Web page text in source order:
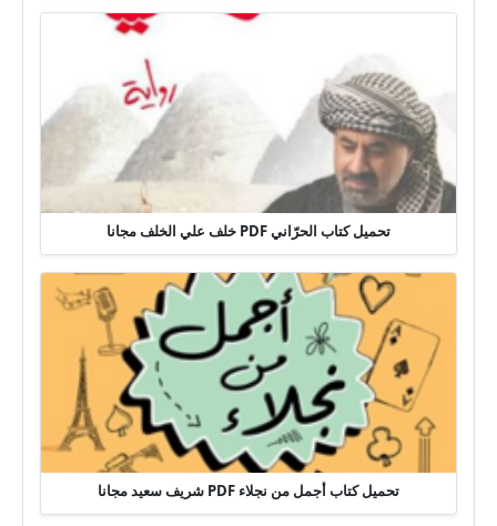
تحميل كتاب الحرّاني PDF خلف علي الخلف مجانا
تحميل كتاب أجمل من نجلاء PDF شريف سعيد مجانا